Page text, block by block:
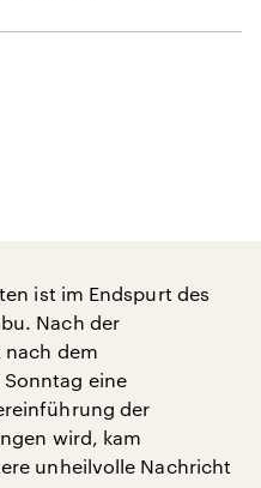
ist im Endspurt des
Nach der
nach dem
eine
der
wird, kam
unheilvolle Nachricht